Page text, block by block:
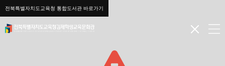
전북특별자치도교육청 통합도서관 바로가기